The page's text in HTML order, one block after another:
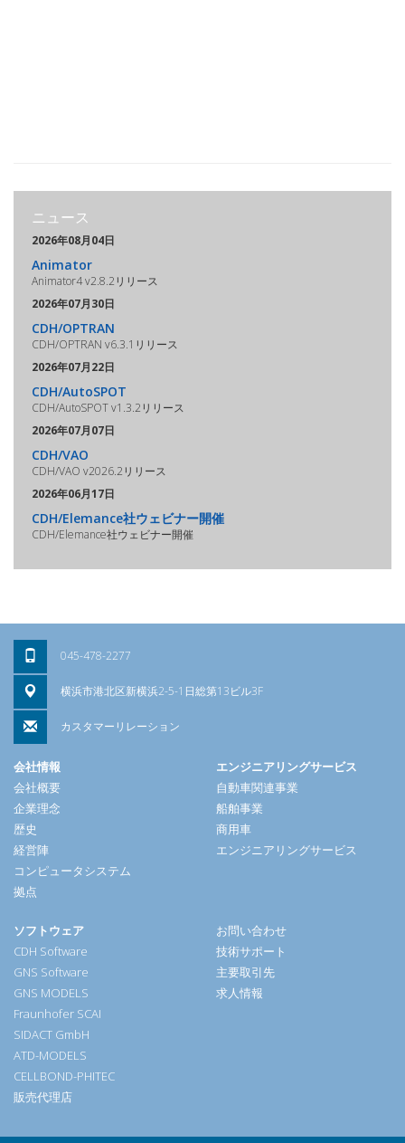
ニュース
2026年08月04日
Animator
Animator4 v2.8.2リリース
2026年07月30日
CDH/OPTRAN
CDH/OPTRAN v6.3.1リリース
2026年07月22日
CDH/AutoSPOT
CDH/AutoSPOT v1.3.2リリース
2026年07月07日
CDH/VAO
CDH/VAO v2026.2リリース
2026年06月17日
CDH/Elemance社ウェビナー開催
CDH/Elemance社ウェビナー開催
045-478-2277
横浜市港北区新横浜2-5-1日総第13ビル3F
カスタマーリレーション
会社情報
会社概要
企業理念
歴史
経営陣
コンピュータシステム
拠点
エンジニアリングサービス
自動車関連事業
船舶事業
商用車
エンジニアリングサービス
ソフトウェア
CDH Software
GNS Software
GNS MODELS
Fraunhofer SCAI
SIDACT GmbH
ATD-MODELS
CELLBOND-PHITEC
販売代理店
お問い合わせ
技術サポート
主要取引先
求人情報